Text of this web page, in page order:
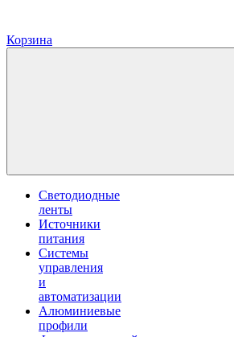
Корзина
Светодиодные
ленты
Источники
питания
Системы
управления
и
автоматизации
Алюминиевые
профили